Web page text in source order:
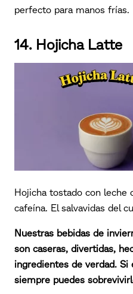
perfecto para manos frías.
14. Hojicha Latte
Hojicha tostado con leche
cafeína. El salvavidas del
Nuestras bebidas de
son caseras, divertidas,
ingredientes de verdad.
siempre puedes